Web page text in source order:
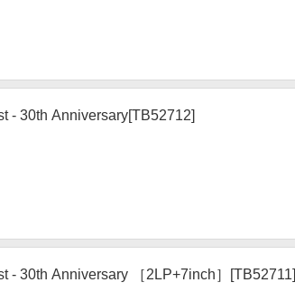
- 30th Anniversary[TB52712]
- 30th Anniversary ［2LP+7inch］[TB52711]